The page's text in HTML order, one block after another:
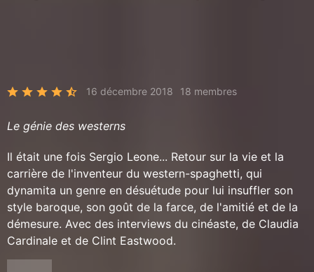
16 décembre 2018 18 membres
Le génie des westerns
Il était une fois Sergio Leone... Retour sur la vie et la
carrière de l'inventeur du western-spaghetti, qui
dynamita un genre en désuétude pour lui insuffler son
style baroque, son goût de la farce, de l'amitié et de la
démesure. Avec des interviews du cinéaste, de Claudia
Cardinale et de Clint Eastwood.